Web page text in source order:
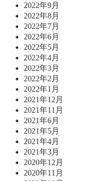
2022年9月
2022年8月
2022年7月
2022年6月
2022年5月
2022年4月
2022年3月
2022年2月
2022年1月
2021年12月
2021年11月
2021年6月
2021年5月
2021年4月
2021年3月
2020年12月
2020年11月